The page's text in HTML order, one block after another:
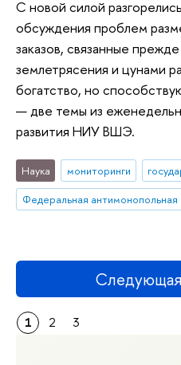
С новой силой
обсуждения проблем
заказов, связанные
землетрясения и цунами
богатство, но
— две темы из
развития НИУ ВШЭ.
Наука мониторинги
Федеральная антимонопольная
1 2 3